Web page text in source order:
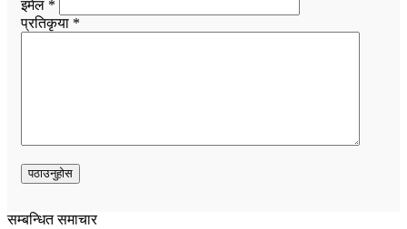
इमेल *
प्रतिकृया *
सम्बन्धित समाचार